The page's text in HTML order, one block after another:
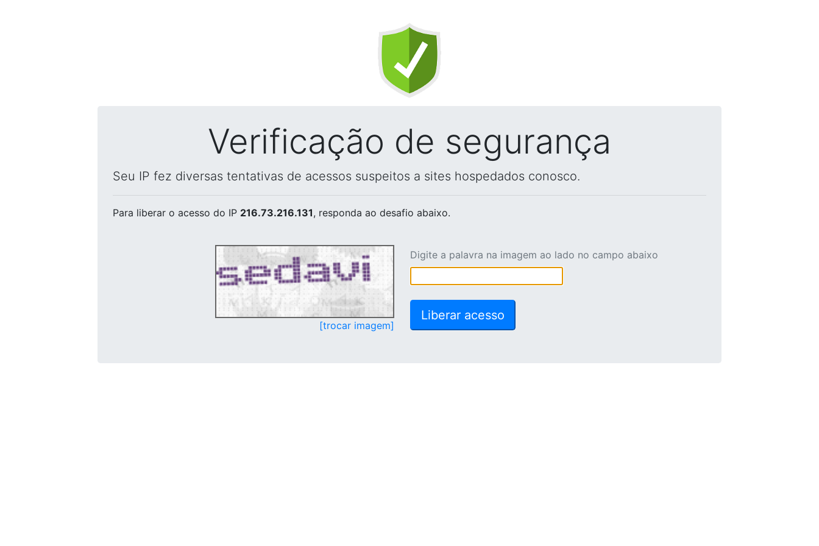
Verificação de segurança
Seu IP fez diversas tentativas de acessos suspeitos a sites hospedados conosco.
Para liberar o acesso do IP 216.73.216.131, responda ao desafio abaixo.
[trocar imagem]
Digite a palavra na imagem ao lado no campo abaixo